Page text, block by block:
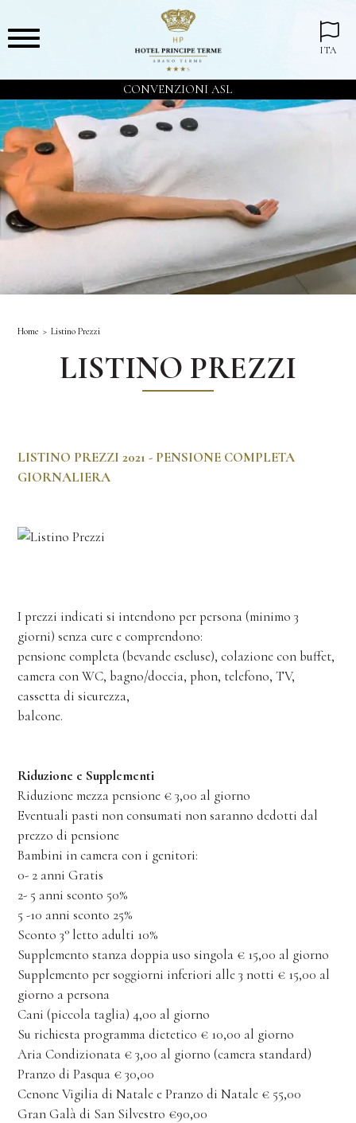
ITA
CONVENZIONI ASL
Home Listino Prezzi
LISTINO PREZZI
LISTINO PREZZI 2021 - PENSIONE COMPLETA
GIORNALIERA
I prezzi indicati si intendono per persona (minimo 3
giorni) senza cure e comprendono:
pensione completa (bevande escluse), colazione con buffet,
camera con WC, bagno/doccia, phon, telefono, TV,
cassetta di sicurezza,
balcone.
Riduzione e Supplementi
Riduzione mezza pensione € 3,00 al giorno
Eventuali pasti non consumati non saranno dedotti dal
prezzo di pensione
Bambini in camera con i genitori:
0- 2 anni Gratis
2- 5 anni sconto 50%
5 -10 anni sconto 25%
Sconto 3° letto adulti 10%
Supplemento stanza doppia uso singola € 15,00 al giorno
Supplemento per soggiorni inferiori alle 3 notti € 15,00 al
giorno a persona
Cani (piccola taglia) 4,00 al giorno
Su richiesta programma dietetico € 10,00 al giorno
Aria Condizionata € 3,00 al giorno (camera standard)
Pranzo di Pasqua € 30,00
Cenone Vigilia di Natale e Pranzo di Natale € 55,00
Gran Galà di San Silvestro €90,00